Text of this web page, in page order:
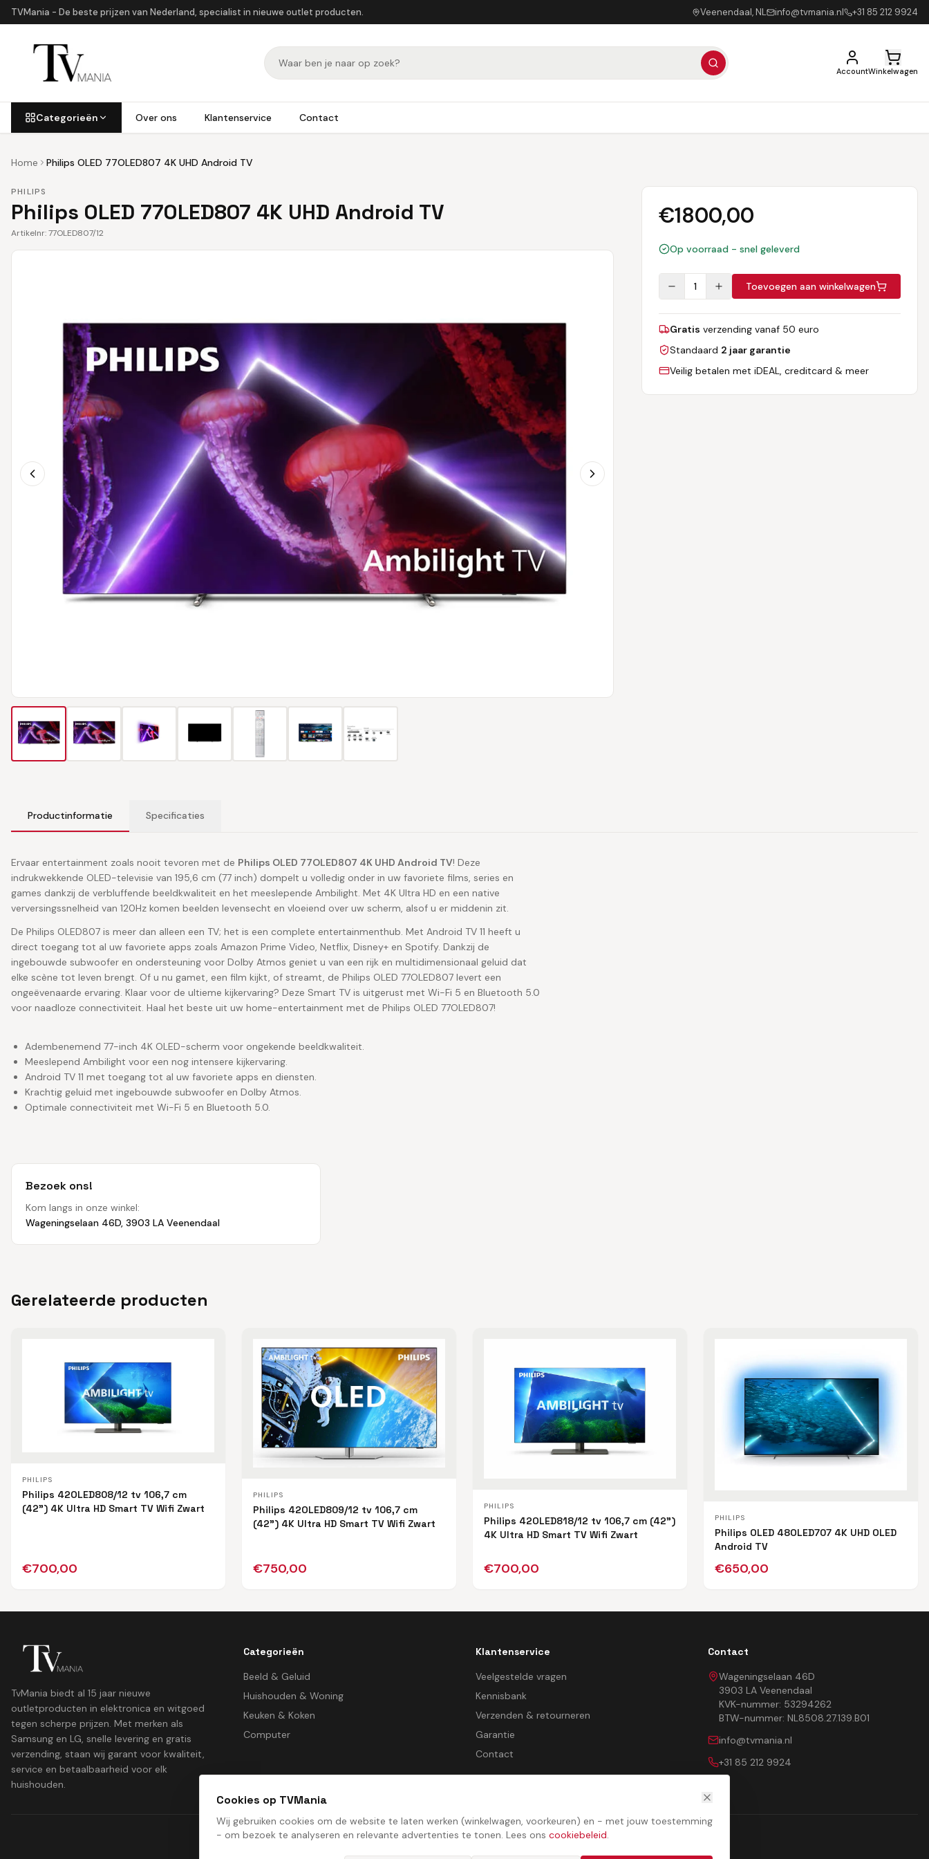
Cookies op TVMania
Wij gebruiken cookies om de website te laten werken (winkelwagen, voorkeuren) en - met jouw toestemming
- om bezoek te analyseren en relevante advertenties te tonen. Lees ons cookiebeleid.
TVMania - De beste prijzen van Nederland, specialist in nieuwe outlet producten. Veenendaal, NL info@tvmania.nl +31 85 212 9924
AccountWinkelwagen
Categorieën Over ons Klantenservice Contact
Home Philips OLED 77OLED807 4K UHD Android TV
PHILIPS
Philips OLED 77OLED807 4K UHD Android TV
Artikelnr:77OLED807/12
€1800,00
Op voorraad - snel geleverd
1 Toevoegen aan winkelwagen
Gratis verzending vanaf 50 euro
Standaard 2 jaar garantie
Veilig betalen met iDEAL, creditcard & meer
Productinformatie Specificaties
Ervaar entertainment zoals nooit tevoren met de Philips OLED 77OLED807 4K UHD Android TV! Deze
indrukwekkende OLED-televisie van 195,6 cm (77 inch) dompelt u volledig onder in uw favoriete films, series en
games dankzij de verbluffende beeldkwaliteit en het meeslepende Ambilight. Met 4K Ultra HD en een native
verversingssnelheid van 120Hz komen beelden levensecht en vloeiend over uw scherm, alsof u er middenin zit.
De Philips OLED807 is meer dan alleen een TV; het is een complete entertainmenthub. Met Android TV 11 heeft u
direct toegang tot al uw favoriete apps zoals Amazon Prime Video, Netflix, Disney+ en Spotify. Dankzij de
ingebouwde subwoofer en ondersteuning voor Dolby Atmos geniet u van een rijk en multidimensionaal geluid dat
elke scène tot leven brengt. Of u nu gamet, een film kijkt, of streamt, de Philips OLED 77OLED807 levert een
ongeëvenaarde ervaring. Klaar voor de ultieme kijkervaring? Deze Smart TV is uitgerust met Wi-Fi 5 en Bluetooth 5.0
voor naadloze connectiviteit. Haal het beste uit uw home-entertainment met de Philips OLED 77OLED807!
Adembenemend 77-inch 4K OLED-scherm voor ongekende beeldkwaliteit.
Meeslepend Ambilight voor een nog intensere kijkervaring.
Android TV 11 met toegang tot al uw favoriete apps en diensten.
Krachtig geluid met ingebouwde subwoofer en Dolby Atmos.
Optimale connectiviteit met Wi-Fi 5 en Bluetooth 5.0.
Bezoek ons!
Kom langs in onze winkel:
Wageningselaan 46D, 3903 LA Veenendaal
Gerelateerde producten
PHILIPS
Philips 42OLED808/12 tv 106,7 cm
(42") 4K Ultra HD Smart TV Wifi Zwart
€700,00
PHILIPS
Philips 42OLED809/12 tv 106,7 cm
(42") 4K Ultra HD Smart TV Wifi Zwart
€750,00
PHILIPS
Philips 42OLED818/12 tv 106,7 cm (42")
4K Ultra HD Smart TV Wifi Zwart
€700,00
PHILIPS
Philips OLED 48OLED707 4K UHD OLED
Android TV
€650,00
TvMania biedt al 15 jaar nieuwe
outletproducten in elektronica en witgoed
tegen scherpe prijzen. Met merken als
Samsung en LG, snelle levering en gratis
verzending, staan wij garant voor kwaliteit,
service en betaalbaarheid voor elk
huishouden.
Categorieën
Beeld & Geluid
Huishouden & Woning
Keuken & Koken
Computer
Klantenservice
Veelgestelde vragen
Kennisbank
Verzenden & retourneren
Garantie
Contact
Contact
Wageningselaan 46D
3903 LA Veenendaal
KVK-nummer: 53294262
BTW-nummer: NL8508.27.139.B01
info@tvmania.nl
+31 85 212 9924